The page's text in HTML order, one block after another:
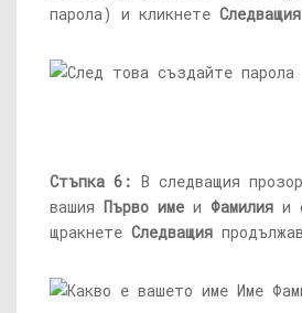
парола) и кликнете Следващия
Стъпка 6: В следващия
вашия Първо име и Фамилия и
щракнете Следващия